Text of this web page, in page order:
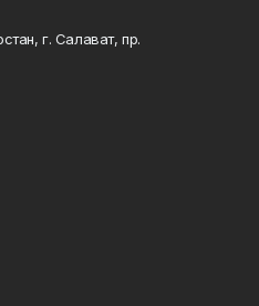
г. Салават, пр.